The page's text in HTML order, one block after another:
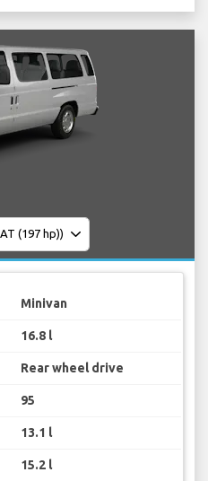
Minivan
16.8 l
Rear wheel drive
95
13.1 l
15.2 l